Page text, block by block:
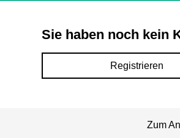
Sie haben noch kein
Registrieren
Zum